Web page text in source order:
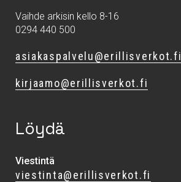
Vaihde arkisin kello 8-16
0294 440 500
asiakaspalvelu@erillisverkot.fi
kirjaamo@erillisverkot.fi
Löydä
Viestintä
viestinta@erillisverkot.fi